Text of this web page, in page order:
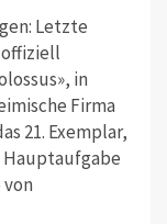
Letzte
offiziell
in
Firma
21. Exemplar,
Hauptaufgabe